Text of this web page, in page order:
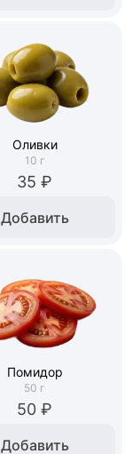
Оливки
10 г
35 ₽
Добавить
Помидор
50 г
50 ₽
Добавить